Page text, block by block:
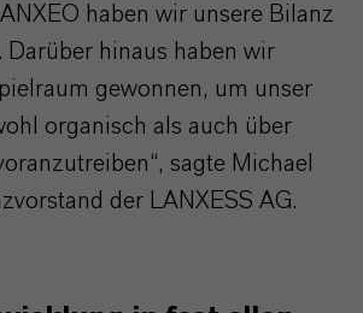
haben wir unsere Bilanz
Darüber hinaus haben wir
gewonnen, um unser
organisch als auch über
sagte Michael
der LANXESS AG.